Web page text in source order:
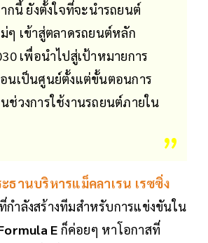
กนี้ ยังตั้งใจที่จะนำรถยนต์
ๆ เข้าสู่ตลาดรถยนต์หลัก
เพื่อนำไปสู่เป้าหมายการ
นเป็นศูนย์ตั้งแต่ขั้นตอนการ
ช่วงการใช้งานรถยนต์ภายใน
ธานบริหารแม็คลาเรน เรซซิ่ง
กำลังสร้างทีมสำหรับการแข่งขันใน
E ก็ค่อยๆ หาโอกาสที่